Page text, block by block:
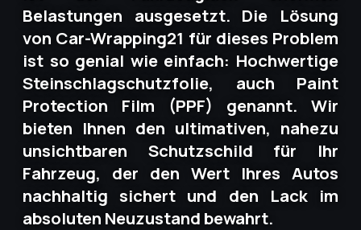
Belastungen ausgesetzt. Die Lösung
von Car-Wrapping21 für dieses Problem
ist so genial wie einfach: Hochwertige
Steinschlagschutzfolie, auch Paint
Protection Film (PPF) genannt. Wir
bieten Ihnen den ultimativen, nahezu
unsichtbaren Schutzschild für Ihr
Fahrzeug, der den Wert Ihres Autos
nachhaltig sichert und den Lack im
absoluten Neuzustand bewahrt.